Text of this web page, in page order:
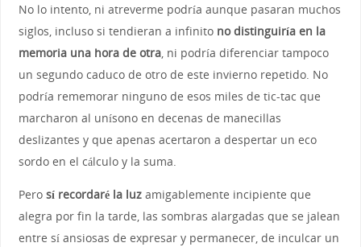
No lo intento, ni atreverme podría aunque pasaran muchos
siglos, incluso si tendieran a infinito no distinguiría en la
memoria una hora de otra, ni podría diferenciar tampoco
un segundo caduco de otro de este invierno repetido. No
podría rememorar ninguno de esos miles de tic-tac que
marcharon al unísono en decenas de manecillas
deslizantes y que apenas acertaron a despertar un eco
sordo en el cálculo y la suma.
Pero sí recordaré la luzamigablemente incipiente que
alegra por fin la tarde, las sombras alargadas que se jalean
entre sí ansiosas de expresar y permanecer, de inculcar un